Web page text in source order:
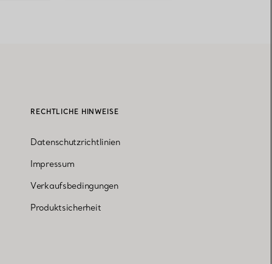
RECHTLICHE HINWEISE
Datenschutzrichtlinien
Impressum
Verkaufsbedingungen
Produktsicherheit